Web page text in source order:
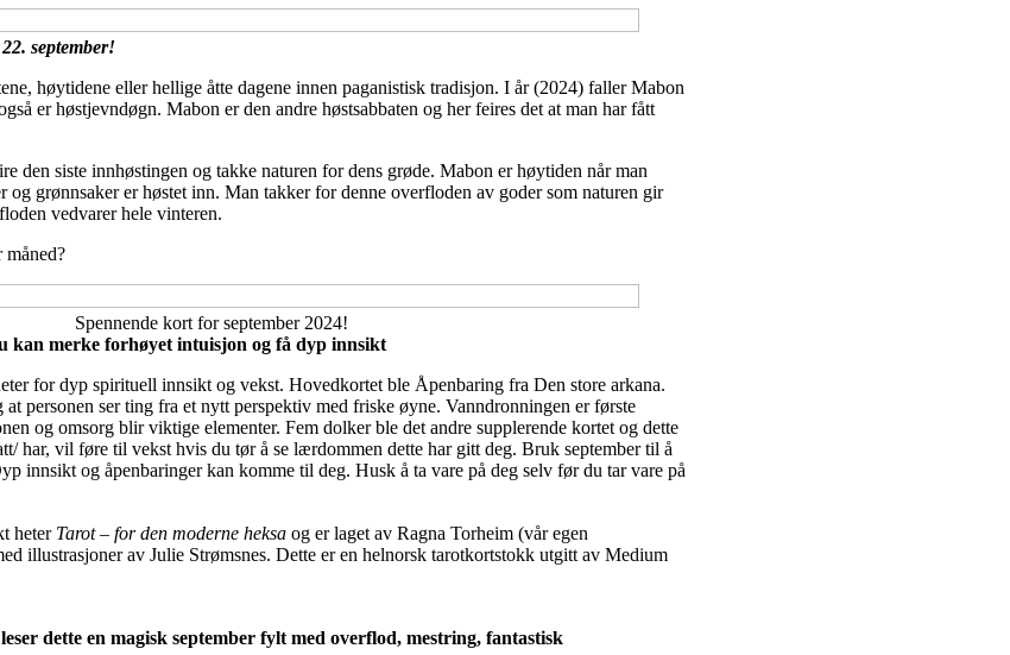
september!
høytidene eller hellige åtte dagene innen paganistisk tradisjon. I år (2024) faller Mabon
er høstjevndøgn. Mabon er den andre høstsabbaten og her feires det at man har fått
den siste innhøstingen og takke naturen for dens grøde. Mabon er høytiden når man
og grønnsaker er høstet inn. Man takker for denne overfloden av goder som naturen gir
vedvarer hele vinteren.
måned?
Spennende kort for september 2024!
kan merke forhøyet intuisjon og få dyp innsikt
for dyp spirituell innsikt og vekst. Hovedkortet ble Åpenbaring fra Den store arkana.
at personen ser ting fra et nytt perspektiv med friske øyne. Vanndronningen er første
og omsorg blir viktige elementer. Fem dolker ble det andre supplerende kortet og dette
har, vil føre til vekst hvis du tør å se lærdommen dette har gitt deg. Bruk september til å
innsikt og åpenbaringer kan komme til deg. Husk å ta vare på deg selv før du tar vare på
heter Tarot – for den moderne heksa og er laget av Ragna Torheim (vår egen
illustrasjoner av Julie Strømsnes. Dette er en helnorsk tarotkortstokk utgitt av Medium
dette en magisk september fylt med overflod, mestring, fantastisk